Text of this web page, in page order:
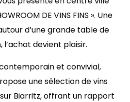
DE VINS FINS ». Une
d’une grande table de
l’achat devient plaisir.
et convivial,
une sélection de vins
Biarritz, offrant un rapport